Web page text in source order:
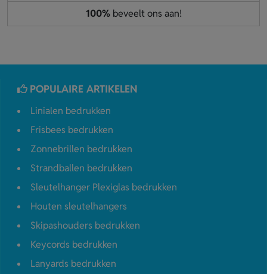
100%beveelt ons aan!
POPULAIRE ARTIKELEN
Linialen bedrukken
Frisbees bedrukken
Zonnebrillen bedrukken
Strandballen bedrukken
Sleutelhanger Plexiglas bedrukken
Houten sleutelhangers
Skipashouders bedrukken
Keycords bedrukken
Lanyards bedrukken